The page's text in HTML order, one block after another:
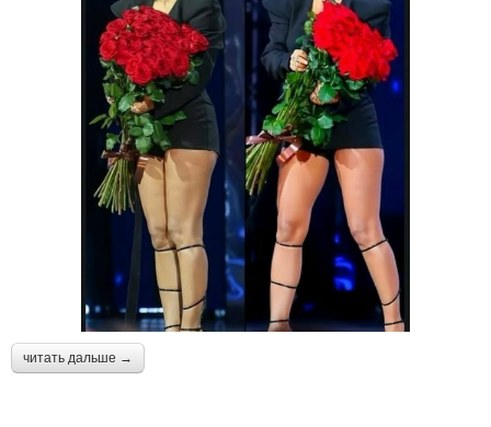
читать дальше →